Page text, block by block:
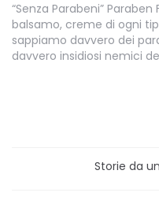
“Senza Parabeni”
balsamo, creme di ogni
sappiamo davvero dei
davvero insidiosi nemici
Storie da